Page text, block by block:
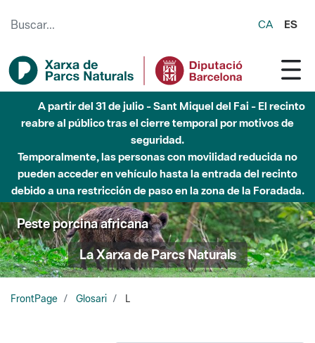
CA ES
A partir del 31 de julio - Sant Miquel del Fai - El recinto
reabre al público tras el cierre temporal por motivos de
seguridad.
Temporalmente, las personas con movilidad reducida no
pueden acceder en vehículo hasta la entrada del recinto
debido a una restricción de paso en la zona de la Foradada.
Peste porcina africana
La Xarxa de Parcs Naturals
FrontPage Glosari L